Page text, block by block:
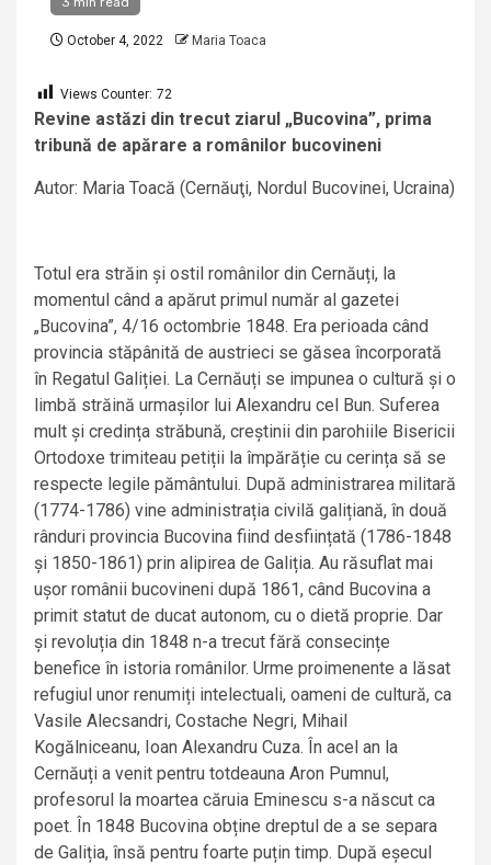
October 4, 2022 Maria Toaca
Views Counter: 72
Revine astăzi din trecut ziarul „Bucovina”, prima
tribună de apărare a românilor bucovineni
Autor: Maria Toacă (Cernăuţi, Nordul Bucovinei, Ucraina)
Totul era străin și ostil românilor din Cernăuți, la
momentul când a apărut primul număr al gazetei
„Bucovina”, 4/16 octombrie 1848. Era perioada când
provincia stăpânită de austrieci se găsea încorporată
în Regatul Galiției. La Cernăuți se impunea o cultură și o
limbă străină urmașilor lui Alexandru cel Bun. Suferea
mult și credința străbună, creștinii din parohiile Bisericii
Ortodoxe trimiteau petiții la împărăție cu cerința să se
respecte legile pământului. După administrarea militară
(1774-1786) vine administrația civilă galițiană, în două
rânduri provincia Bucovina fiind desființată (1786-1848
și 1850-1861) prin alipirea de Galiția. Au răsuflat mai
ușor românii bucovineni după 1861, când Bucovina a
primit statut de ducat autonom, cu o dietă proprie. Dar
și revoluția din 1848 n-a trecut fără consecințe
benefice în istoria românilor. Urme proimenente a lăsat
refugiul unor renumiți intelectuali, oameni de cultură, ca
Vasile Alecsandri, Costache Negri, Mihail
Kogălniceanu, Ioan Alexandru Cuza. În acel an la
Cernăuți a venit pentru totdeauna Aron Pumnul,
profesorul la moartea căruia Eminescu s-a născut ca
poet. În 1848 Bucovina obține dreptul de a se separa
de Galiția, însă pentru foarte puțin timp. După eșecul